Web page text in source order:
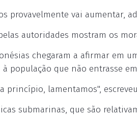
provavelmente vai aumentar,
autoridades mostram os
chegaram a afirmar em
à população que não entrasse
princípio, lamentamos",
submarinas, que são